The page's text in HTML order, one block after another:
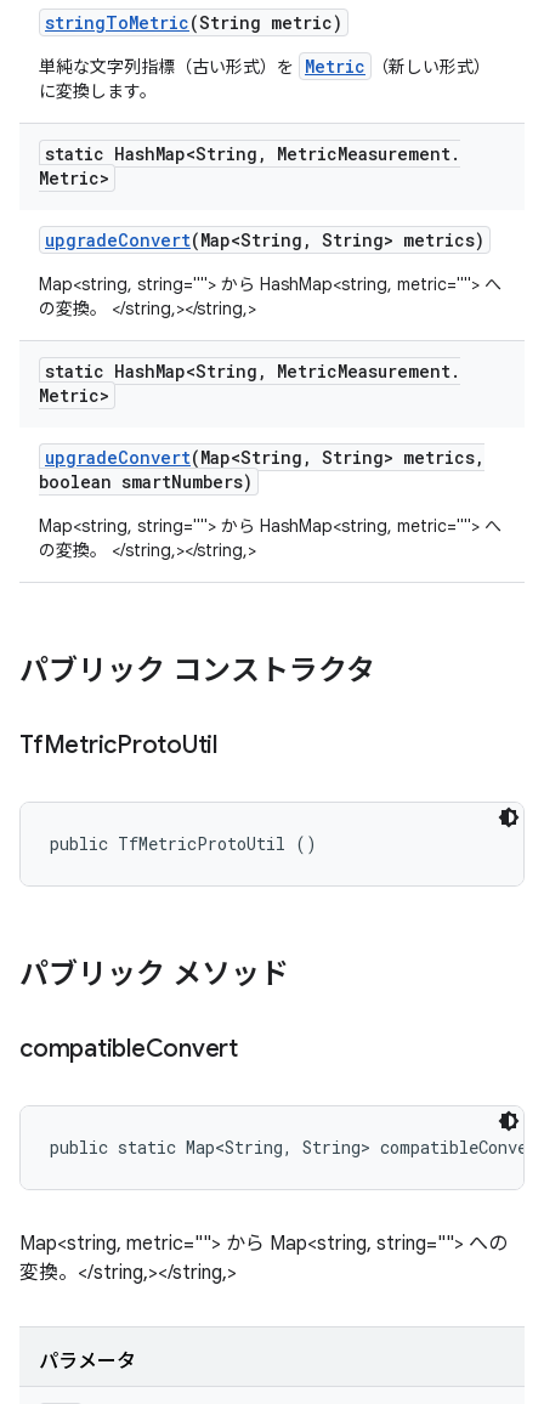
stringToMetric(String metric)
単純な文字列指標（古い形式）を Metric
（新しい形式）
に変換します。
static HashMap<String , MetricMeasurement.
Metric>
upgradeConvert(Map<String , String> metrics)
Map<string, string=""> から HashMap<string, metric=""> へ
の変換。 </string,></string,>
static HashMap<String , MetricMeasurement.
Metric>
upgradeConvert(Map<String , String> metrics,
boolean smartNumbers)
Map<string, string=""> から HashMap<string, metric=""> へ
の変換。 </string,></string,>
パブリック コンストラクタ
TfMetricProtoUtil
public TfMetricProtoUtil ()
パブリック メソッド
compatibleConvert
public static Map<String, String>
Map<string, metric=""> から Map<string, string=""> への
変換。</string,></string,>
パラメータ